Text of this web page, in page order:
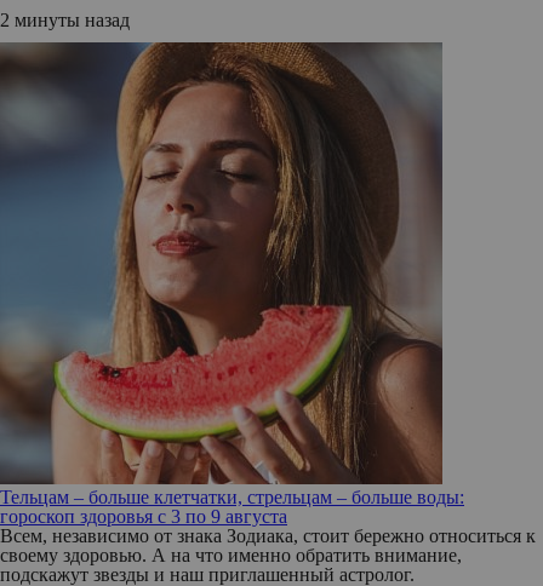
2 минуты назад
Тельцам – больше клетчатки, стрельцам – больше воды:
гороскоп здоровья с 3 по 9 августа
Всем, независимо от знака Зодиака, стоит бережно относиться к
своему здоровью. А на что именно обратить внимание,
подскажут звезды и наш приглашенный астролог.